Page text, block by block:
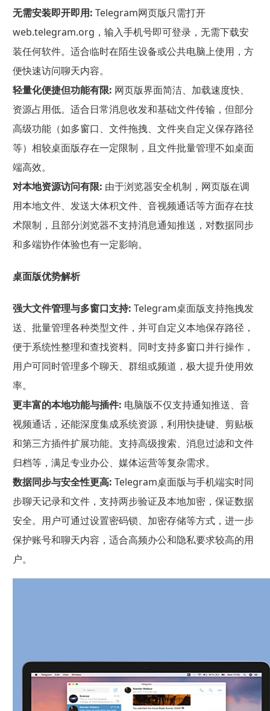
无需安装即开即用: Telegram网页版只需打开
web.telegram.org，输入手机号即可登录，无需下载安
装任何软件。适合临时在陌生设备或公共电脑上使用，方
便快速访问聊天内容。
轻量化便捷但功能有限: 网页版界面简洁、加载速度快、
资源占用低。适合日常消息收发和基础文件传输，但部分
高级功能（如多窗口、文件拖拽、文件夹自定义保存路径
等）相较桌面版存在一定限制，且文件批量管理不如桌面
端高效。
对本地资源访问有限: 由于浏览器安全机制，网页版在调
用本地文件、发送大体积文件、音视频通话等方面存在技
术限制，且部分浏览器不支持消息通知推送，对数据同步
和多端协作体验也有一定影响。
桌面版优势解析
强大文件管理与多窗口支持: Telegram桌面版支持拖拽发
送、批量管理各种类型文件，并可自定义本地保存路径，
便于系统性整理和查找资料。同时支持多窗口并行操作，
用户可同时管理多个聊天、群组或频道，极大提升使用效
率。
更丰富的本地功能与插件: 电脑版不仅支持通知推送、音
视频通话，还能深度集成系统资源，利用快捷键、剪贴板
和第三方插件扩展功能。支持高级搜索、消息过滤和文件
归档等，满足专业办公、媒体运营等复杂需求。
数据同步与安全性更高: Telegram桌面版与手机端实时同
步聊天记录和文件，支持两步验证及本地加密，保证数据
安全。用户可通过设置密码锁、加密存储等方式，进一步
保护账号和聊天内容，适合高频办公和隐私要求较高的用
户。